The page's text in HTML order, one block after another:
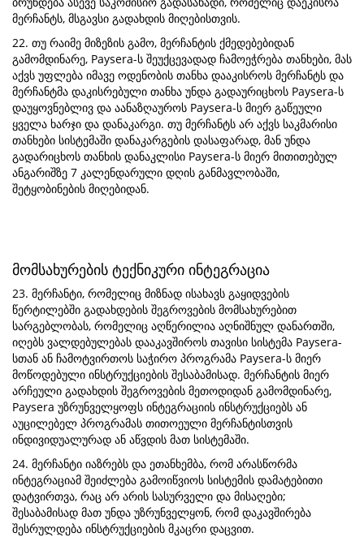
მერჩანტს, მსგავსი გადახდის მიღებისთვის.
22. თუ რაიმე მიზეზის გამო, მერჩანტის ქმედებებიდან
გამომდინარე, Paysera-ს შეუქცევადად ჩამოეჭრება თანხები, მას
აქვს უფლება იმავე ოდენობის თანხა დააკისროს მერჩანტს და
მერჩანტმა დაკისრებული თანხა უნდა გადაურიცხოს Paysera-ს
დაუყოვნებლივ და აანაზღაუროს Paysera-ს მიერ გაწეული
ყველა ხარჯი და დანაკარგი. თუ მერჩანტს არ აქვს საკმარისი
თანხები სისტემაში დანაკარგების დასაფარად, მან უნდა
გადარიცხოს თანხის დანაკლისი Paysera-ს მიერ მითითებულ
ანგარიშზე 7 კალენდარული დღის განმავლობაში,
შეტყობინების მიღებიდან.
მომსახურების ტექნიკური ინტეგრაცია
23. მერჩანტი, რომელიც მიზნად ისახავს გაყიდვების
წერტილებში გადახდების შეგროვების მომსახურებით
სარგებლობას, რომელიც აღწერილია აღნიშნულ დანართში,
იღებს ვალდებულებას დააკავშიროს თავისი სისტემა Paysera-
სთან ან ჩამოტვირთოს საჭირო პროგრამა Paysera-ს მიერ
მოწოდებული ინსტრუქციების შესაბამისად. მერჩანტის მიერ
არჩეული გადახდის შეგროვების მეთოდიდან გამომდინარე,
Paysera უზრუნველყოფს ინტეგრაციის ინსტრუქციებს ან
აუცილებელ პროგრამას თითოეული მერჩანტისთვის
ინდივიდუალურად ან აწვდის მათ სისტემაში.
24. მერჩანტი იაზრებს და ეთანხემბა, რომ არასწორმა
ინტეგრაციამ შეიძლება გამოიწვიოს სისტემის დამატებითი
დატვირთვა, რაც არ არის სასურველი და მისაღები;
შესაბამისად მათ უნდა უზრუნველყონ, რომ დაკავშირება
შესრულდება ინსტრუქციების მკაცრი დაცვით.